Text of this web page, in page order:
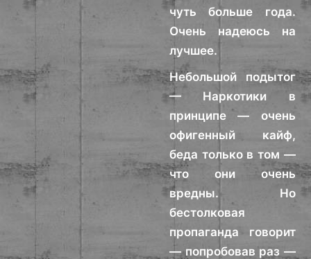
чуть больше года.
Очень надеюсь на
лучшее.
Небольшой подытог
— Наркотики в
принципе — очень
офигенный кайф,
беда только в том —
что они очень
вредны. Но
бестолковая
пропаганда говорит
— попробовав раз —